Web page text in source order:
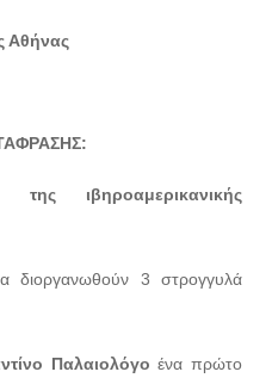
Αθήνας
ιβηροαμερικανικής
διοργανωθούν 3 στρογγυλά
Παλαιολόγο ένα πρώτο